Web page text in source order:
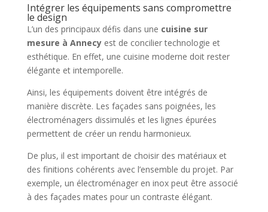
Intégrer les équipements sans compromettre
le design
L’un des principaux défis dans une cuisine sur
mesure à Annecyest de concilier technologie et
esthétique. En effet, une cuisine moderne doit rester
élégante et intemporelle.
Ainsi, les équipements doivent être intégrés de
manière discrète. Les façades sans poignées, les
électroménagers dissimulés et les lignes épurées
permettent de créer un rendu harmonieux.
De plus, il est important de choisir des matériaux et
des finitions cohérents avec l’ensemble du projet. Par
exemple, un électroménager en inox peut être associé
à des façades mates pour un contraste élégant.